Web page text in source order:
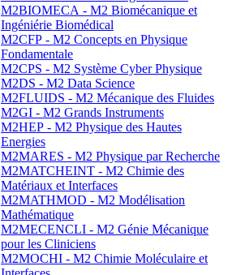
M2BIOMECA - M2 Biomécanique et
Ingéniérie Biomédical
M2CFP - M2 Concepts en Physique
Fondamentale
M2CPS - M2 Système Cyber Physique
M2DS - M2 Data Science
M2FLUIDS - M2 Mécanique des Fluides
M2GI - M2 Grands Instruments
M2HEP - M2 Physique des Hautes
Energies
M2MARES - M2 Physique par Recherche
M2MATCHEINT - M2 Chimie des
Matériaux et Interfaces
M2MATHMOD - M2 Modélisation
Mathématique
M2MECENCLI - M2 Génie Mécanique
pour les Cliniciens
M2MOCHI - M2 Chimie Moléculaire et